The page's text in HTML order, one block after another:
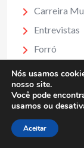
Carreira
Entrevistas
Forró
Lançamento
Mercado
MPB
Notícias
Nós usamos
nosso site.
Você pode
usamos ou
Aceitar